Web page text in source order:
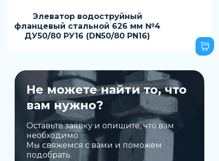
Элеватор водоструйный
фланцевый стальной 626 мм №4
ДУ50/80 РУ16 (DN50/80 PN16)
Не можете найти то, что
вам нужно?
Оставьте заявку и опишите, что вам
необходимо.
Мы свяжемся с вами и поможем
подобрать.